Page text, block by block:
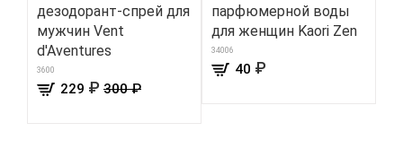
дезодорант-спрей для
мужчин Vent
d'Aventures
3600
229 ₽ 300 ₽
парфюмерной воды
для женщин Kaori Zen
34006
40 ₽